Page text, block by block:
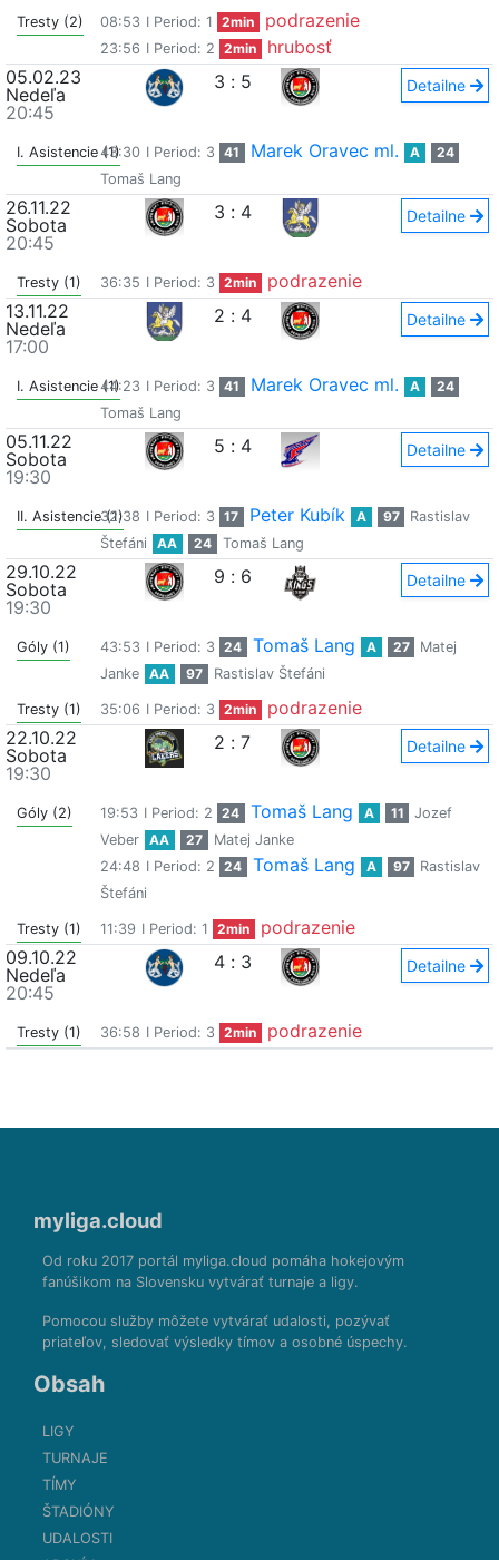
Tresty (2) 08:53 I Period: 1 2min podrazenie
23:56 I Period: 2 2min
hrubosť
05.02.23
Nedeľa
20:45
3 : 5 Detailne
I. Asistencie (1)43:30 I Period: 3 41 Marek Oravec ml. A
24
Tomaš Lang
26.11.22
Sobota
20:45
3 : 4 Detailne
Tresty (1) 36:35 I Period: 3 2min
podrazenie
13.11.22
Nedeľa
17:00
2 : 4 Detailne
I. Asistencie (1)44:23 I Period: 3 41 Marek Oravec ml. A
24
Tomaš Lang
05.11.22
Sobota
19:30
5 : 4 Detailne
II. Asistencie (1)
32:38 I Period: 3 17 Peter Kubík A 97
Rastislav
Štefáni
AA 24 Tomaš Lang
29.10.22
Sobota
19:30
9 : 6 Detailne
Góly (1) 43:53 I Period: 3 24 Tomaš Lang A 27
Matej
Janke
AA 97 Rastislav Štefáni
Tresty (1) 35:06 I Period: 3 2min
podrazenie
22.10.22
Sobota
19:30
2 : 7 Detailne
Góly (2) 19:53 I Period: 2 24 Tomaš Lang A 11
Jozef
Veber
AA 27
Matej Janke
24:48 I Period: 2 24 Tomaš Lang A 97
Rastislav
Štefáni
Tresty (1) 11:39 I Period: 1 2min
podrazenie
09.10.22
Nedeľa
20:45
4 : 3 Detailne
Tresty (1) 36:58 I Period: 3 2min podrazenie
myliga.cloud
Od roku 2017 portál myliga.cloud pomáha hokejovým
fanúšikom na Slovensku vytvárať turnaje a ligy.
Pomocou služby môžete vytvárať udalosti, pozývať
priateľov, sledovať výsledky tímov a osobné úspechy.
Obsah
LIGY
TURNAJE
TÍMY
ŠTADIÓNY
UDALOSTI